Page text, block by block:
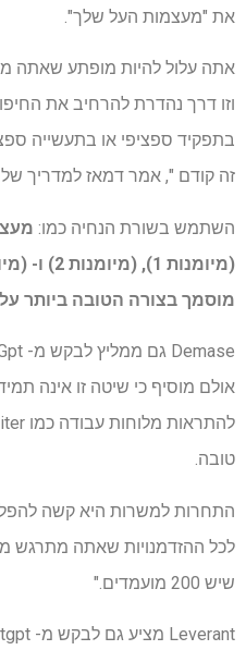
את "מעצמות העל שלך".
אתה עלול להיות מופתע שאתה
וזו דרך נהדרת להרחיב את
בתפקיד ספציפי או בתעשייה
זה קודם ", אמר דמאז למדריך של
השתמש בשורת הנחיה כמו:
מוסמך בצורה הטובה ביותר
אולם מוסיף כי שיטה זו אינה
טובה.
התחרות למשרות היא קשה
לכל ההזדמנויות שאתה מתרגש
שיש 200 מועמדים."